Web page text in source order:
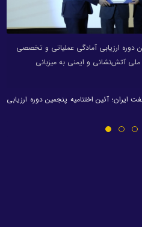
دوره ارزیابی آمادگی عملیاتی و تخصصی
آتش‌نشانی و ایمنی به میزبانی
آئین اختتامیه پنجمین دوره ارزیابی